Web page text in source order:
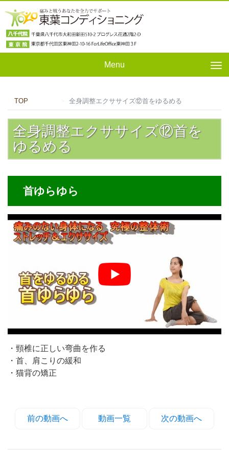
Menu
TOP 全身調整エクササイズ⑫首をゆるめる
全身調整エクササイズ⑫首を
ゆるめる
首ゆらゆら
・頸椎に正しい弯曲を作る
・首、肩こりの緩和
・猫背の矯正
前の動画へ 動画一覧 次の動画へ